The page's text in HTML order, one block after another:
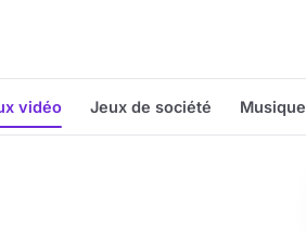
vidéo Jeux de société Musique